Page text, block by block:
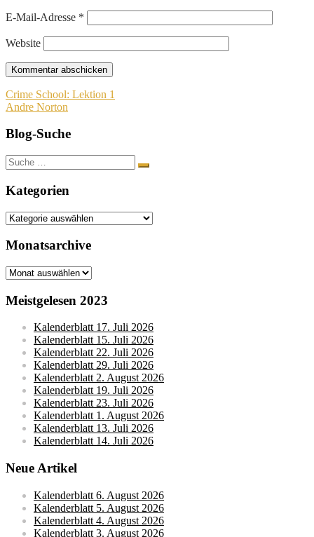
E-Mail-Adresse *
Website
Beitragsnavigation
Crime School: Lektion 1
Andre Norton
Blog-Suche
Suche
nach:
Kategorien
Kategorien
Monatsarchive
Monatsarchive
Meistgelesen 2023
Kalenderblatt 17. Juli 2026
Kalenderblatt 15. Juli 2026
Kalenderblatt 22. Juli 2026
Kalenderblatt 29. Juli 2026
Kalenderblatt 2. August 2026
Kalenderblatt 19. Juli 2026
Kalenderblatt 23. Juli 2026
Kalenderblatt 1. August 2026
Kalenderblatt 13. Juli 2026
Kalenderblatt 14. Juli 2026
Neue Artikel
Kalenderblatt 6. August 2026
Kalenderblatt 5. August 2026
Kalenderblatt 4. August 2026
Kalenderblatt 3. August 2026